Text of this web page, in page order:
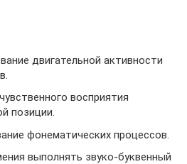
двигательной активности
восприятия
позиции.
фонематических процессов.
выполнять звуко-буквенный